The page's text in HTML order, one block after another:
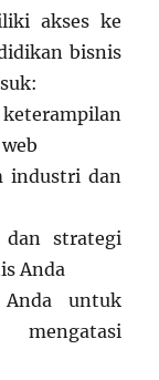
akses ke
bisnis
industri dan
strategi
Anda
untuk
mengatasi